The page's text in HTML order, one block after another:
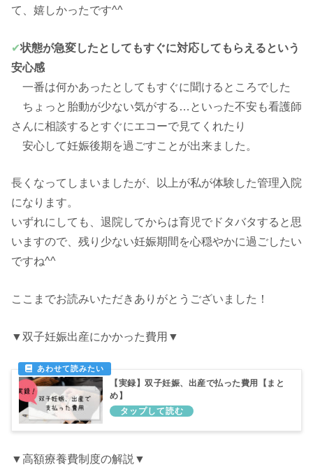
て、嬉しかったです^^
✔状態が急変したとしてもすぐに対応してもらえるという
安心感
一番は何かあったとしてもすぐに聞けるところでした
ちょっと胎動が少ない気がする…といった不安も看護師
さんに相談するとすぐにエコーで見てくれたり
安心して妊娠後期を過ごすことが出来ました。
長くなってしまいましたが、以上が私が体験した管理入院
になります。
いずれにしても、退院してからは育児でドタバタすると思
いますので、残り少ない妊娠期間を心穏やかに過ごしたい
ですね^^
ここまでお読みいただきありがとうございました！
▼双子妊娠出産にかかった費用▼
【実録】双子妊娠、出産で払った費用【まと
め】
▼高額療養費制度の解説▼